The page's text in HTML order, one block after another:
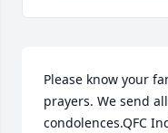
Please know your
prayers. We send
condolences.QFC